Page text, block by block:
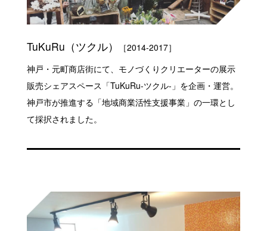
TuKuRu（ツクル）
［2014-2017］
神戸・元町商店街にて、モノづくりクリエーターの展示
販売シェアスペース「TuKuRu-ツクル-」を企画・運営。
神戸市が推進する「地域商業活性支援事業」の一環とし
て採択されました。